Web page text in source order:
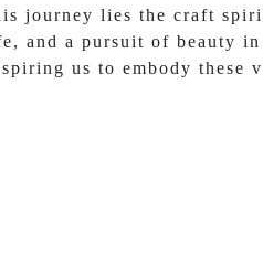
journey lies the craft
and a pursuit of beauty
us to embody these